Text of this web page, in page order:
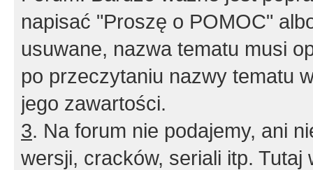
napisać "Proszę o POMOC"
usuwane, nazwa tematu musi
po przeczytaniu nazwy tematu
jego zawartości.
3. Na forum nie podajemy, ani
wersji, cracków, seriali itp. Tutaj